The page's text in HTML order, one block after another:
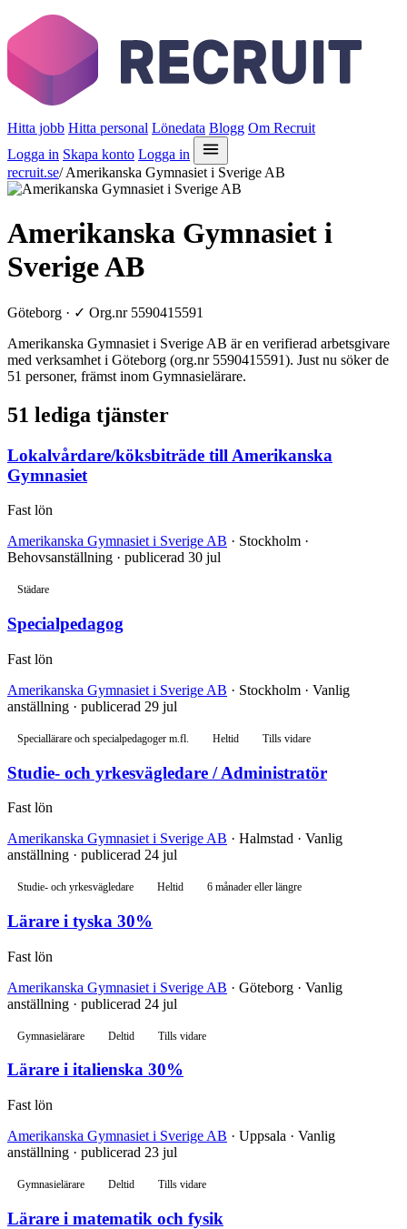
Hitta jobb Hitta personal Lönedata Blogg Om Recruit
Logga in Skapa konto Logga in
recruit.se/ Amerikanska Gymnasiet i Sverige AB
Amerikanska Gymnasiet i
Sverige AB
Göteborg · ✓ Org.nr 5590415591
Amerikanska Gymnasiet i Sverige AB är en verifierad arbetsgivare
med verksamhet i Göteborg (org.nr 5590415591). Just nu söker de
51 personer, främst inom Gymnasielärare.
51 lediga tjänster
Lokalvårdare/köksbiträde till Amerikanska
Gymnasiet
Fast lön
Amerikanska Gymnasiet i Sverige AB · Stockholm ·
Behovsanställning · publicerad 30 jul
Städare
Specialpedagog
Fast lön
Amerikanska Gymnasiet i Sverige AB · Stockholm · Vanlig
anställning · publicerad 29 jul
Speciallärare och specialpedagoger m.fl. Heltid Tills vidare
Studie- och yrkesvägledare / Administratör
Fast lön
Amerikanska Gymnasiet i Sverige AB · Halmstad · Vanlig
anställning · publicerad 24 jul
Studie- och yrkesvägledare Heltid 6 månader eller längre
Lärare i tyska 30%
Fast lön
Amerikanska Gymnasiet i Sverige AB · Göteborg · Vanlig
anställning · publicerad 24 jul
Gymnasielärare Deltid Tills vidare
Lärare i italienska 30%
Fast lön
Amerikanska Gymnasiet i Sverige AB · Uppsala · Vanlig
anställning · publicerad 23 jul
Gymnasielärare Deltid Tills vidare
Lärare i matematik och fysik